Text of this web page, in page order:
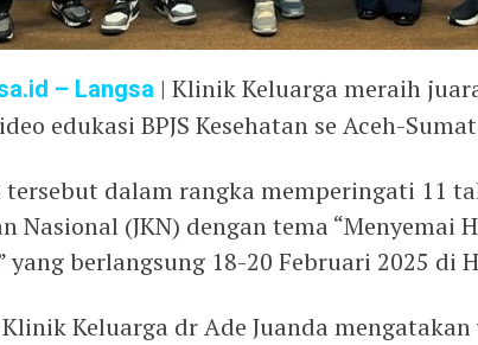
– Langsa | Klinik Keluarga meraih
edukasi BPJS Kesehatan se Aceh-
tersebut dalam rangka memperingati 11
Nasional (JKN) dengan tema “Menyemai
yang berlangsung 18-20 Februari 2025 di
Keluarga dr Ade Juanda mengatakan